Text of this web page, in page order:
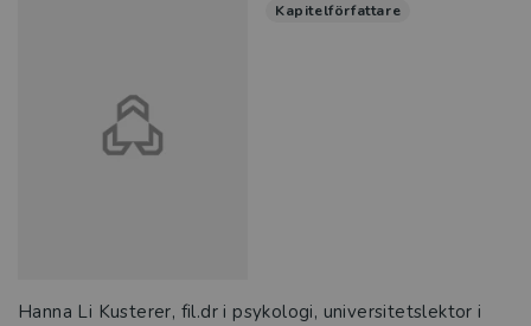
Kapitelförfattare
Hanna Li Kusterer, fil.dr i psykologi, universitetslektor i